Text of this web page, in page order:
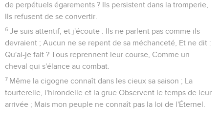
de perpétuels égarements ? Ils persistent dans la tromperie,
Ils refusent de se convertir.
6 Je suis attentif, et j'écoute : Ils ne parlent pas comme ils
devraient ; Aucun ne se repent de sa méchanceté, Et ne dit :
Qu'ai-je fait ? Tous reprennent leur course, Comme un
cheval qui s'élance au combat.
7 Même la cigogne connaît dans les cieux sa saison ; La
tourterelle, l'hirondelle et la grue Observent le temps de leur
arrivée ; Mais mon peuple ne connaît pas la loi de l'Éternel.